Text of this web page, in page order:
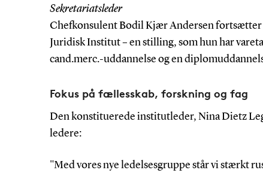
Sekretariatsleder
Chefkonsulent Bodil Kjær Andersen fortsætter
Juridisk Institut – en stilling, som hun har
cand.merc.-uddannelse og en
Fokus på fællesskab, forskning og fag
Den konstituerede institutleder, Nina Dietz
ledere:
"Med vores nye ledelsesgruppe står vi stærkt